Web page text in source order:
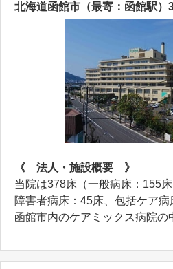
北海道函館市（最寄：函館駅）
《 法人・施設概要 》
当院は378床（一般病床：155
障害者病床：45床、包括ケア病
函館市内のケアミックス病院の